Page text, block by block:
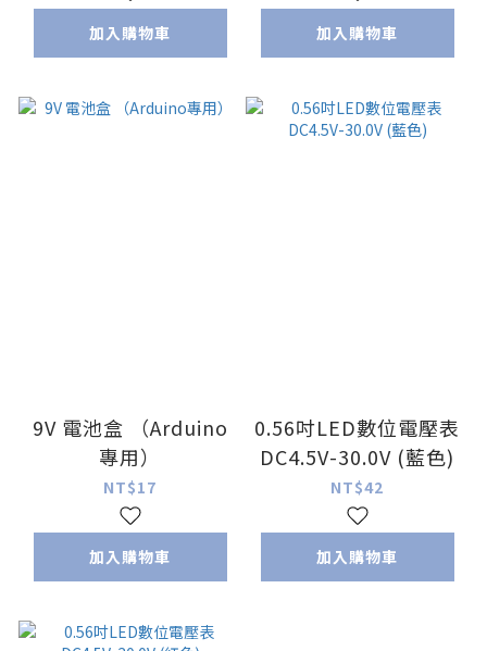
加入購物車 加入購物車
9V 電池盒 （Arduino
專用）
NT$17
加入購物車
0.56吋LED數位電壓表
DC4.5V-30.0V (藍色)
NT$42
加入購物車